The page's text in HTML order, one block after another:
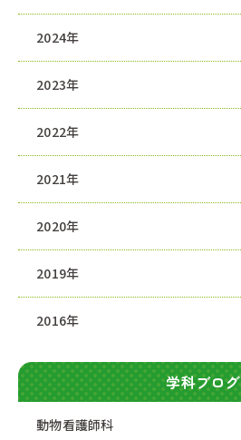
2024年
2023年
2022年
2021年
2020年
2019年
2016年
学科ブログ
動物看護師科